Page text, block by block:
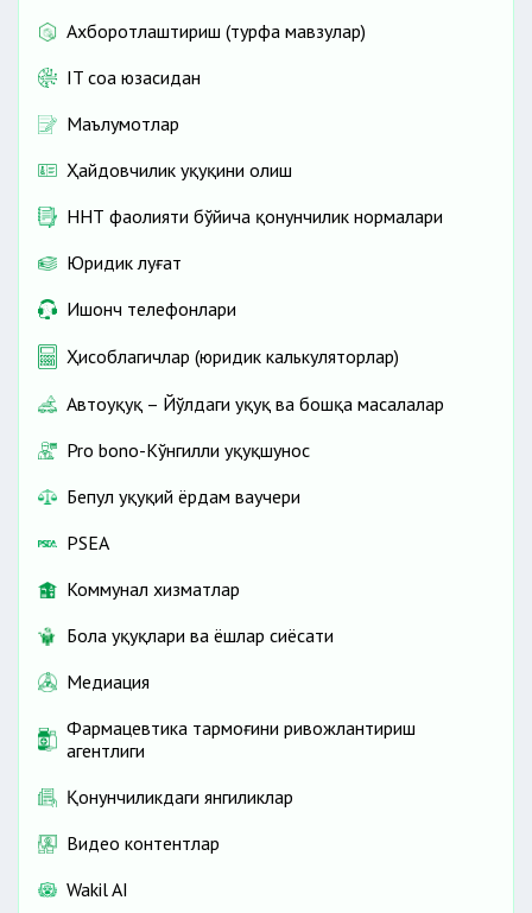
Ахборотлаштириш (турфа мавзулар)
IT соҳа юзасидан
Маълумотлар
Ҳайдовчилик ҳуқуқини олиш
ННТ фаолияти бўйича қонунчилик нормалари
Юридик луғат
Ишонч телефонлари
Ҳисоблагичлар (юридик калькуляторлар)
Автоҳуқуқ – Йўлдаги ҳуқуқ ва бошқа масалалар
Pro bono-Кўнгилли ҳуқуқшунос
Бепул ҳуқуқий ёрдам ваучери
PSEA
Коммунал хизматлар
Бола ҳуқуқлари ва ёшлар сиёсати
Медиация
Фармацевтика тармоғини ривожлантириш
агентлиги
Қонунчиликдаги янгиликлар
Видео контентлар
Wakil AI